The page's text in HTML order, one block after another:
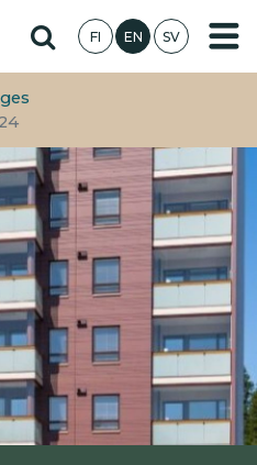
main
content
Hae sivustolta
FI EN SV